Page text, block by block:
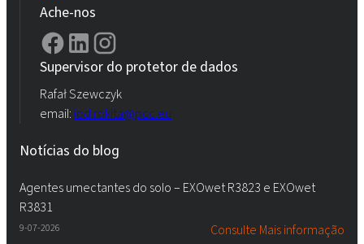
Ache-nos
Supervisor do protetor de dados
Rafał Szewczyk
email: iod.rokita@pcc.eu
Notícias do blog
Agentes umectantes do solo – EXOwet R3823 e EXOwet
R3831
9-07-2026 Consulte Mais informação